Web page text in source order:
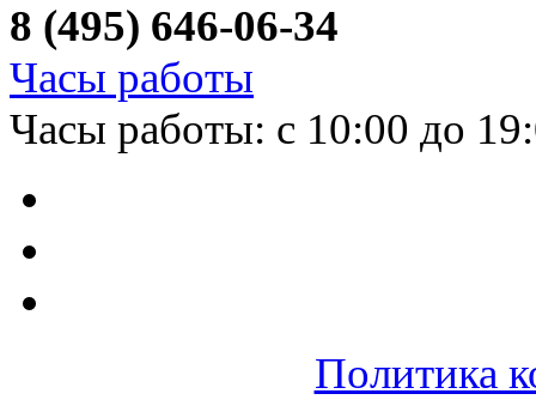
8 (495) 646-06-34
Часы работы
Часы работы: с 10:00 до
Политика